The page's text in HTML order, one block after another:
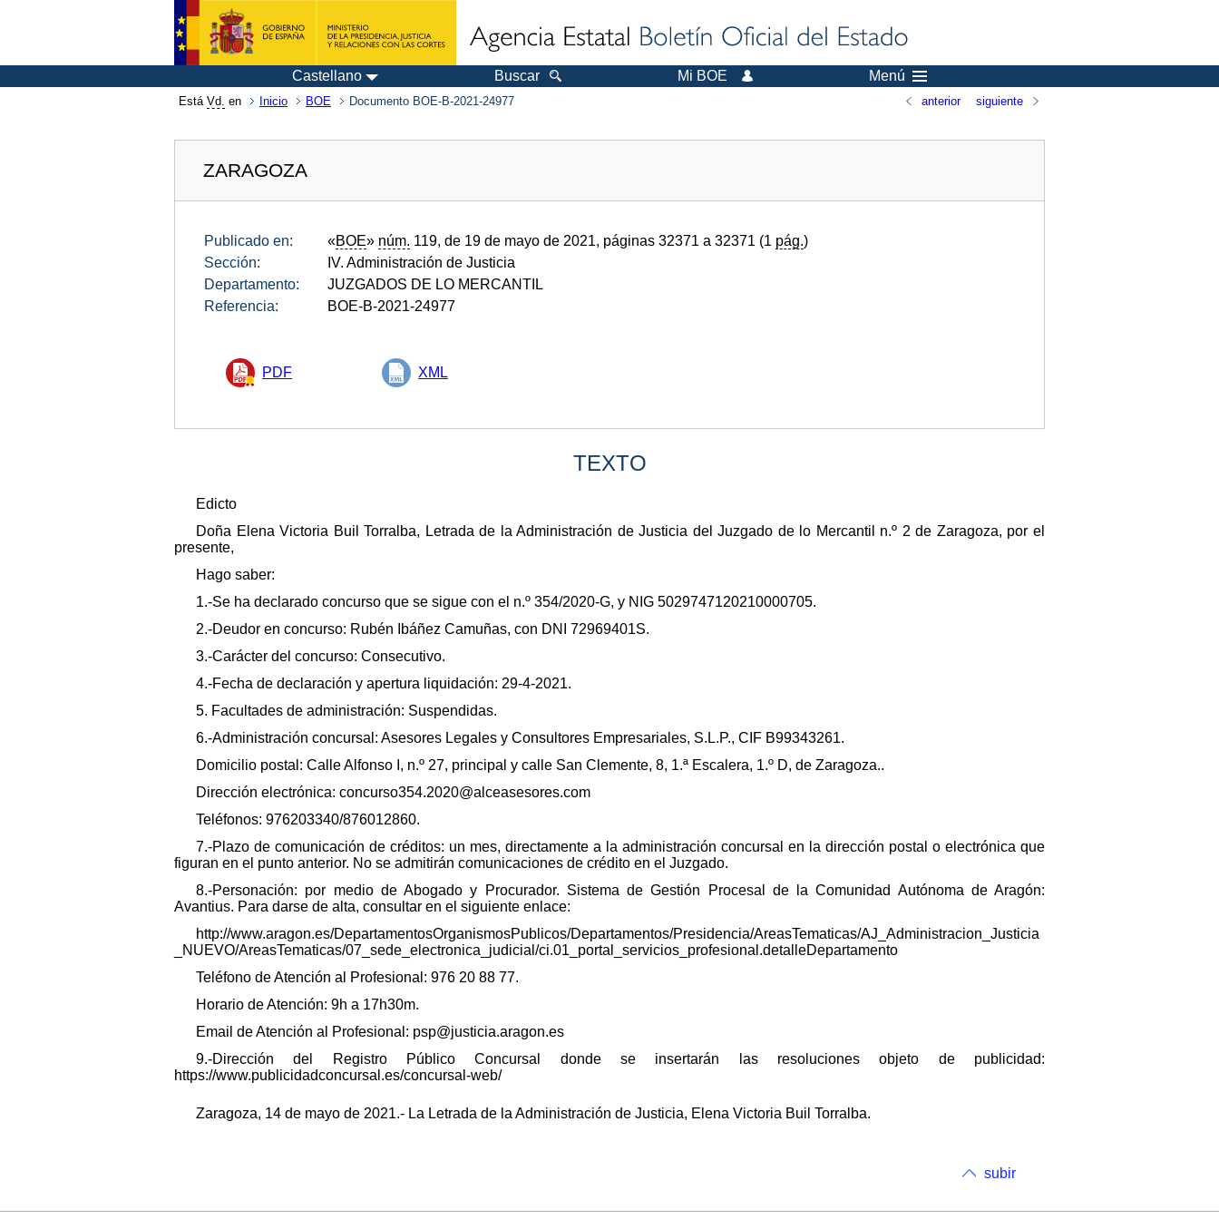
Castellano Buscar Mi BOE Menú
Está Vd. en Inicio BOE Documento BOE-B-2021-24977 anterior siguiente
ZARAGOZA
Publicado en: «BOE» núm. 119, de 19 de mayo de 2021, páginas 32371 a 32371 (1 pág.)
Sección:
IV. Administración de Justicia
Departamento:
JUZGADOS DE LO MERCANTIL
Referencia:
BOE-B-2021-24977
PDF XML
TEXTO
Edicto
Doña Elena Victoria Buil Torralba, Letrada de la Administración de Justicia del Juzgado de lo Mercantil n.º 2 de Zaragoza, por el
presente,
Hago saber:
1.-Se ha declarado concurso que se sigue con el n.º 354/2020-G, y NIG 5029747120210000705.
2.-Deudor en concurso: Rubén Ibáñez Camuñas, con DNI 72969401S.
3.-Carácter del concurso: Consecutivo.
4.-Fecha de declaración y apertura liquidación: 29-4-2021.
5. Facultades de administración: Suspendidas.
6.-Administración concursal: Asesores Legales y Consultores Empresariales, S.L.P., CIF B99343261.
Domicilio postal: Calle Alfonso I, n.º 27, principal y calle San Clemente, 8, 1.ª Escalera, 1.º D, de Zaragoza..
Dirección electrónica: concurso354.2020@alceasesores.com
Teléfonos: 976203340/876012860.
7.-Plazo de comunicación de créditos: un mes, directamente a la administración concursal en la dirección postal o electrónica que
figuran en el punto anterior. No se admitirán comunicaciones de crédito en el Juzgado.
8.-Personación: por medio de Abogado y Procurador. Sistema de Gestión Procesal de la Comunidad Autónoma de Aragón:
Avantius. Para darse de alta, consultar en el siguiente enlace:
http://www.aragon.es/DepartamentosOrganismosPublicos/Departamentos/Presidencia/AreasTematicas/AJ_Administracion_Justicia
_NUEVO/AreasTematicas/07_sede_electronica_judicial/ci.01_portal_servicios_profesional.detalleDepartamento
Teléfono de Atención al Profesional: 976 20 88 77.
Horario de Atención: 9h a 17h30m.
Email de Atención al Profesional: psp@justicia.aragon.es
9.-Dirección del Registro Público Concursal donde se insertarán las resoluciones objeto de publicidad:
https://www.publicidadconcursal.es/concursal-web/
Zaragoza, 14 de mayo de 2021.- La Letrada de la Administración de Justicia, Elena Victoria Buil Torralba.
subir